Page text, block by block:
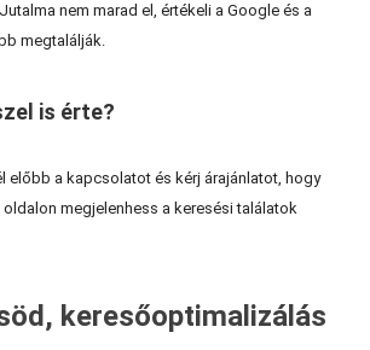
nem marad el, értékeli a Google és a
megtalálják.
is érte?
előbb a kapcsolatot és kérj árajánlatot, hogy
megjelenhess a keresési találatok
keresőoptimalizálás